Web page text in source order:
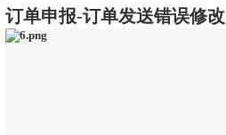
订单申报-订单发送错误修改